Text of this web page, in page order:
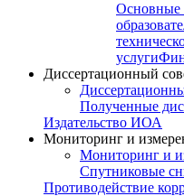
Основные
услуги
Диссертационный
Полученные
Издательство ИОА
Мониторинг и
Мониторинг и
Спутниковые
Противодействие